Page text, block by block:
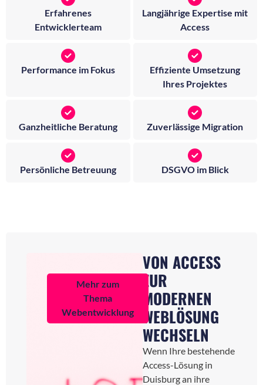
Erfahrenes
Entwicklerteam
Langjährige Expertise mit
Access
Performance im Fokus
Effiziente Umsetzung
Ihres Projektes
Ganzheitliche Beratung Zuverlässige Migration
Persönliche Betreuung DSGVO im Blick
VON ACCESS
ZUR
MODERNEN
WEBLÖSUNG
WECHSELN
Wenn Ihre bestehende
Access-Lösung in
Duisburg an ihre
Mehr zum
Thema
Webentwicklung